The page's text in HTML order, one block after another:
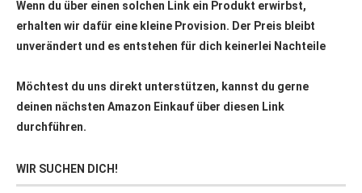
Wenn du über einen solchen Link ein Produkt erwirbst,
erhalten wir dafür eine kleine Provision. Der Preis bleibt
unverändert und es entstehen für dich keinerlei Nachteile
Möchtest du uns direkt unterstützen, kannst du gerne
deinen nächsten Amazon Einkauf über diesen Link
durchführen.
WIR SUCHEN DICH!